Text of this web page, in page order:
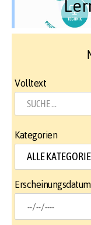
Volltext
Kategorien